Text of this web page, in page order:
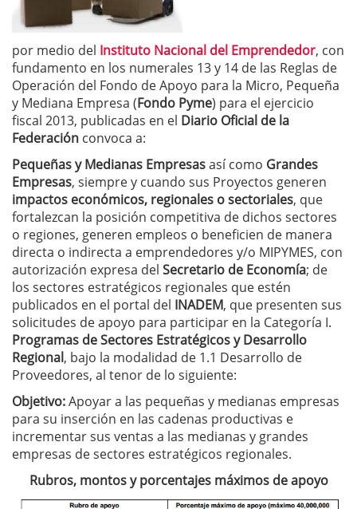
por medio del Instituto Nacional del Emprendedor, con
fundamento en los numerales 13 y 14 de las Reglas de
Operación del Fondo de Apoyo para la Micro, Pequeña
y Mediana Empresa (Fondo Pyme) para el ejercicio
fiscal 2013, publicadas en el Diario Oficial de la
Federación convoca a:
Pequeñas y Medianas Empresasasí como Grandes
Empresas, siempre y cuando sus Proyectos generen
impactos económicos, regionales o sectoriales, que
fortalezcan la posición competitiva de dichos sectores
o regiones, generen empleos o beneficien de manera
directa o indirecta a emprendedores y/o MIPYMES, con
autorización expresa del Secretario de Economía; de
los sectores estratégicos regionales que estén
publicados en el portal del INADEM, que presenten sus
solicitudes de apoyo para participar en la Categoría I.
Programas de Sectores Estratégicos y Desarrollo
Regional, bajo la modalidad de 1.1 Desarrollo de
Proveedores, al tenor de lo siguiente:
Objetivo:Apoyar a las pequeñas y medianas empresas
para su inserción en las cadenas productivas e
incrementar sus ventas a las medianas y grandes
empresas de sectores estratégicos regionales.
Rubros, montos y porcentajes máximos de apoyo